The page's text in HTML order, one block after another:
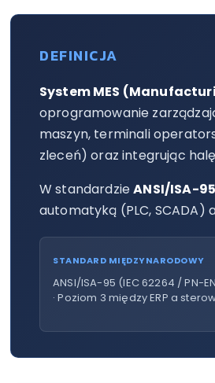
DEFINICJA
System MES
oprogramowanie
maszyn, terminali
zleceń) oraz integrując
W standardzieANSI/ISA-
automatyką (PLC, SCADA)
STANDARD MIĘDZYNARODOWY
ANSI/ISA-95 (IEC 62264 / PN-
· Poziom 3 między ERP a